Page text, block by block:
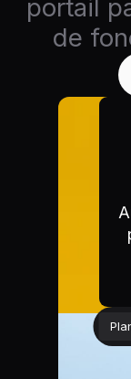
portail
de